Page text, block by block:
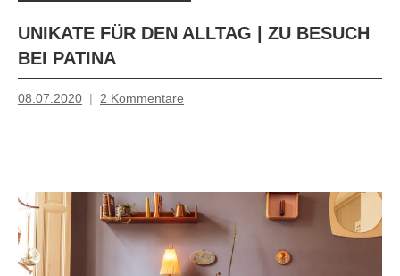
UNIKATE FÜR DEN ALLTAG | ZU BESUCH
BEI PATINA
08.07.2020
Mosche
2 Kommentare